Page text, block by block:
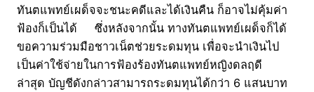
ทันตแพทย์เผด็จจะชนะคดีและได้เงินคืน ก็อาจไม่คุ้มค่า
ฟ้องก็เป็นได้ ซึ่งหลังจากนั้น ทางทันตแพทย์เผด็จก็ได้
ขอความร่วมมือชาวเน็ตช่วยระดมทุน เพื่อจะนำเงินไป
เป็นค่าใช้จ่ายในการฟ้องร้องทันตแพทย์หญิงดลฤดี
ล่าสุด บัญชีดังกล่าวสามารถระดมทุนได้กว่า 6 แสนบาท